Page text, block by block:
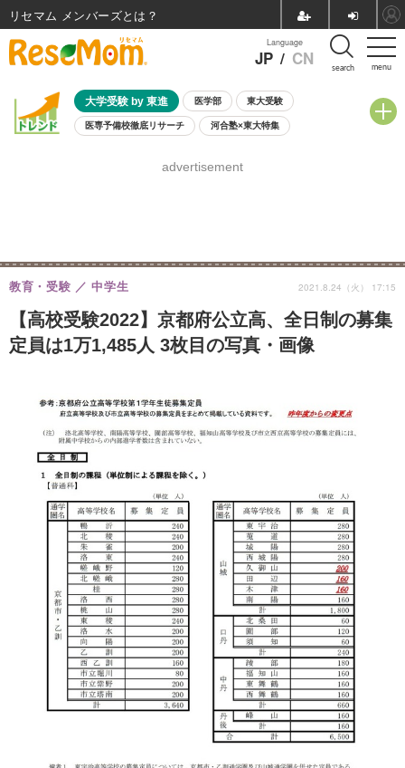
menu
Language
JP / CN search
大学受験 by 東進 医学部 東大受験
医専予備校徹底リサーチ 河合塾×東大特集
8月開催学校説明会・相談会
advertisement
【高校受験2022】京都府公立高、全日制の募集
定員は1万1,485人 3枚目の写真・画像
教育・受験 中学生 2021.8.24（火） 17:15
リセマム メンバーズ